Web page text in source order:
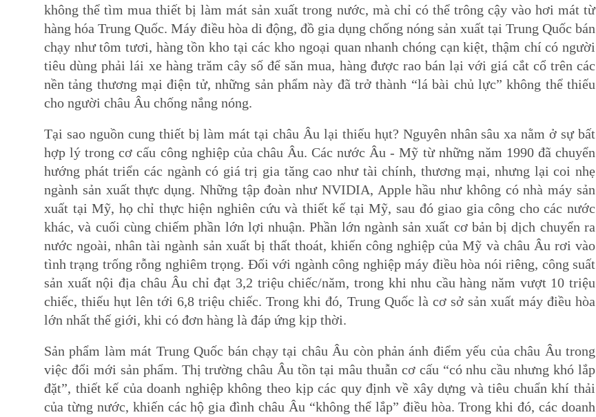
không thể tìm mua thiết bị làm mát sản xuất trong nước, mà chỉ có thể trông cậy vào hơi mát từ
hàng hóa Trung Quốc. Máy điều hòa di động, đồ gia dụng chống nóng sản xuất tại Trung Quốc bán
chạy như tôm tươi, hàng tồn kho tại các kho ngoại quan nhanh chóng cạn kiệt, thậm chí có người
tiêu dùng phải lái xe hàng trăm cây số để săn mua, hàng được rao bán lại với giá cắt cổ trên các
nền tảng thương mại điện tử, những sản phẩm này đã trở thành “lá bài chủ lực” không thể thiếu
cho người châu Âu chống nắng nóng.
Tại sao nguồn cung thiết bị làm mát tại châu Âu lại thiếu hụt? Nguyên nhân sâu xa nằm ở sự bất
hợp lý trong cơ cấu công nghiệp của châu Âu. Các nước Âu - Mỹ từ những năm 1990 đã chuyển
hướng phát triển các ngành có giá trị gia tăng cao như tài chính, thương mại, nhưng lại coi nhẹ
ngành sản xuất thực dụng. Những tập đoàn như NVIDIA, Apple hầu như không có nhà máy sản
xuất tại Mỹ, họ chỉ thực hiện nghiên cứu và thiết kế tại Mỹ, sau đó giao gia công cho các nước
khác, và cuối cùng chiếm phần lớn lợi nhuận. Phần lớn ngành sản xuất cơ bản bị dịch chuyển ra
nước ngoài, nhân tài ngành sản xuất bị thất thoát, khiến công nghiệp của Mỹ và châu Âu rơi vào
tình trạng trống rỗng nghiêm trọng. Đối với ngành công nghiệp máy điều hòa nói riêng, công suất
sản xuất nội địa châu Âu chỉ đạt 3,2 triệu chiếc/năm, trong khi nhu cầu hàng năm vượt 10 triệu
chiếc, thiếu hụt lên tới 6,8 triệu chiếc. Trong khi đó, Trung Quốc là cơ sở sản xuất máy điều hòa
lớn nhất thế giới, khi có đơn hàng là đáp ứng kịp thời.
Sản phẩm làm mát Trung Quốc bán chạy tại châu Âu còn phản ánh điểm yếu của châu Âu trong
việc đổi mới sản phẩm. Thị trường châu Âu tồn tại mâu thuẫn cơ cấu “có nhu cầu nhưng khó lắp
đặt”, thiết kế của doanh nghiệp không theo kịp các quy định về xây dựng và tiêu chuẩn khí thải
của từng nước, khiến các hộ gia đình châu Âu “không thể lắp” điều hòa. Trong khi đó, các doanh